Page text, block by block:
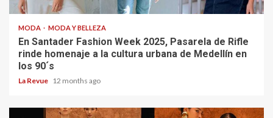
MODA MODA Y BELLEZA
En Santader Fashion Week 2025, Pasarela de Rifle
rinde homenaje a la cultura urbana de Medellín en
los 90´s
La Revue 12 months ago